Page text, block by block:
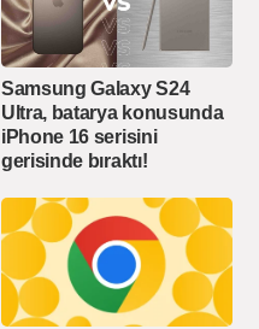
Samsung Galaxy S24
Ultra, batarya konusunda
iPhone 16 serisini
gerisinde bıraktı!